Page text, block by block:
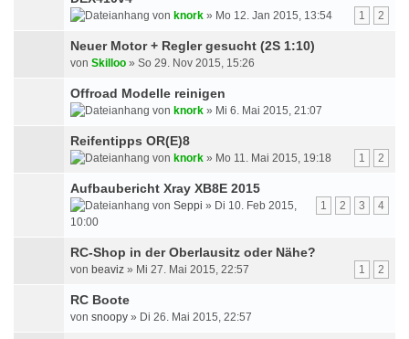
1 2
von knork » Mo 12. Jan 2015, 13:54
Neuer Motor + Regler gesucht (2S 1:10)
von Skilloo » So 29. Nov 2015, 15:26
Offroad Modelle reinigen
von knork » Mi 6. Mai 2015, 21:07
Reifentipps OR(E)8
1 2
von knork » Mo 11. Mai 2015, 19:18
Aufbaubericht Xray XB8E 2015
1 2 3 4
von Seppi » Di 10. Feb 2015,
10:00
RC-Shop in der Oberlausitz oder Nähe?
1 2
von beaviz » Mi 27. Mai 2015, 22:57
RC Boote
von snoopy » Di 26. Mai 2015, 22:57